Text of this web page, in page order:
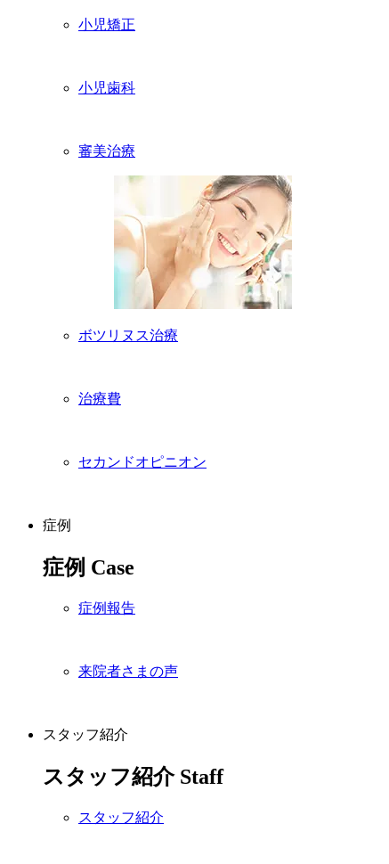
小児矯正
小児歯科
審美治療
ボツリヌス治療
治療費
セカンドオピニオン
症例
症例 Case
症例報告
来院者さまの声
スタッフ紹介
スタッフ紹介 Staff
スタッフ紹介